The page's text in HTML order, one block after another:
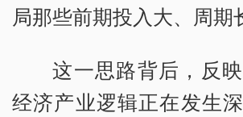
局那些前期投入大、周期
这一思路背后，反
经济产业逻辑正在发生